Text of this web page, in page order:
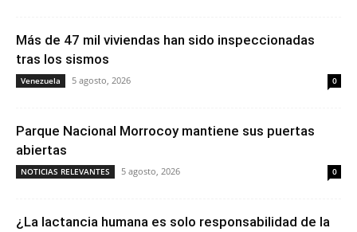
Más de 47 mil viviendas han sido inspeccionadas
tras los sismos
Venezuela 5 agosto, 2026 0
Parque Nacional Morrocoy mantiene sus puertas
abiertas
NOTICIAS RELEVANTES 5 agosto, 2026 0
¿La lactancia humana es solo responsabilidad de la